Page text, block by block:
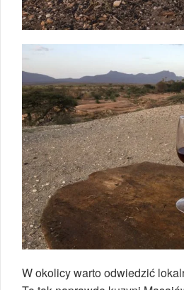
W okolicy warto odwiedzić